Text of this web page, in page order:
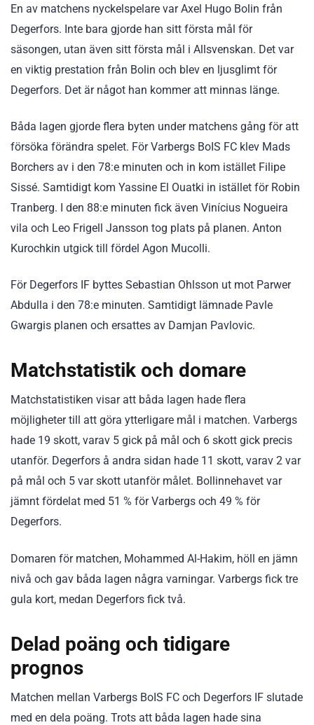
En av matchens nyckelspelare var Axel Hugo Bolin från
Degerfors. Inte bara gjorde han sitt första mål för
säsongen, utan även sitt första mål i Allsvenskan. Det var
en viktig prestation från Bolin och blev en ljusglimt för
Degerfors. Det är något han kommer att minnas länge.
Båda lagen gjorde flera byten under matchens gång för att
försöka förändra spelet. För Varbergs BoIS FC klev Mads
Borchers av i den 78:e minuten och in kom istället Filipe
Sissé. Samtidigt kom Yassine El Ouatki in istället för Robin
Tranberg. I den 88:e minuten fick även Vinícius Nogueira
vila och Leo Frigell Jansson tog plats på planen. Anton
Kurochkin utgick till fördel Agon Mucolli.
För Degerfors IF byttes Sebastian Ohlsson ut mot Parwer
Abdulla i den 78:e minuten. Samtidigt lämnade Pavle
Gwargis planen och ersattes av Damjan Pavlovic.
Matchstatistik och domare
Matchstatistiken visar att båda lagen hade flera
möjligheter till att göra ytterligare mål i matchen. Varbergs
hade 19 skott, varav 5 gick på mål och 6 skott gick precis
utanför. Degerfors å andra sidan hade 11 skott, varav 2 var
på mål och 5 var skott utanför målet. Bollinnehavet var
jämnt fördelat med 51 % för Varbergs och 49 % för
Degerfors.
Domaren för matchen, Mohammed Al-Hakim, höll en jämn
nivå och gav båda lagen några varningar. Varbergs fick tre
gula kort, medan Degerfors fick två.
Delad poäng och tidigare
prognos
Matchen mellan Varbergs BoIS FC och Degerfors IF slutade
med en dela poäng. Trots att båda lagen hade sina